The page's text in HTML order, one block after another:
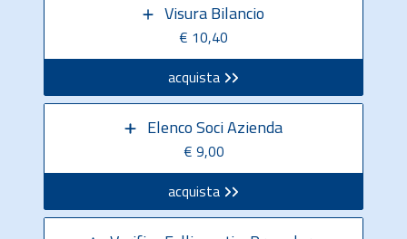
Visura Bilancio
€ 10,40
acquista
Elenco Soci Azienda
€ 9,00
acquista